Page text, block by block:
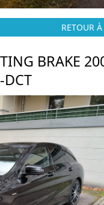
RETOUR
BRAKE
DCT